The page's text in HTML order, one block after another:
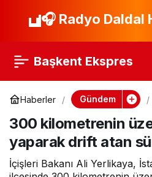
🎧 Radyo Daldal
Başkent Ekspres
Haberler Gündem
300 kilometrenin
yaparak drift atan
İçişleri Bakanı Ali Yerlikaya,
Alanya’da Denizde